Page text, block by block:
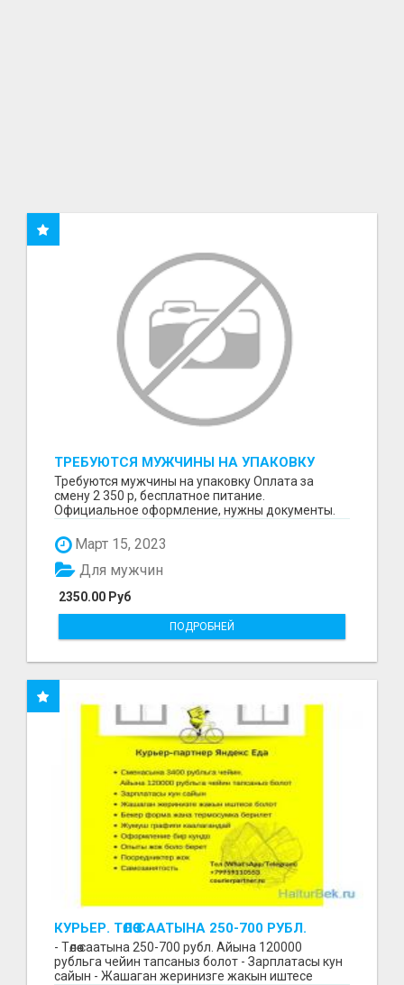
ТРЕБУЮТСЯ МУЖЧИНЫ НА УПАКОВКУ
Требуются мужчины на упаковку Оплата за
смену 2 350 р, бесплатное питание.
Официальное оформление, нужны документы.
Март 15, 2023
2350.00 Руб
Для мужчин
ПОДРОБНЕЙ
КУРЬЕР. ТӨЛӨӨ СААТЫНА 250-700 РУБЛ.
ЖУМУШ ГРАФИГИ СВОБОДНЫЙ. БЕЗ
ОПЫТА АЛАБЫЗ. ҮЙДҮН ЖАНЫНДА.
- Төлөө саатына 250-700 рубл. Айына 120000
рубльга чейин тапсаныз болот - Зарплатасы кун
сайын - Жашаган жеринизге жакын иштесе